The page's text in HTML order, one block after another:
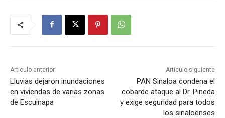
Artículo anterior
Lluvias dejaron inundaciones
en viviendas de varias zonas
de Escuinapa
Artículo siguiente
PAN Sinaloa condena el
cobarde ataque al Dr. Pineda
y exige seguridad para todos
los sinaloenses